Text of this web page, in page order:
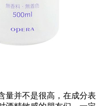
量并不是很高，在成分表